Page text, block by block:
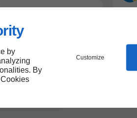
by
By
Customize